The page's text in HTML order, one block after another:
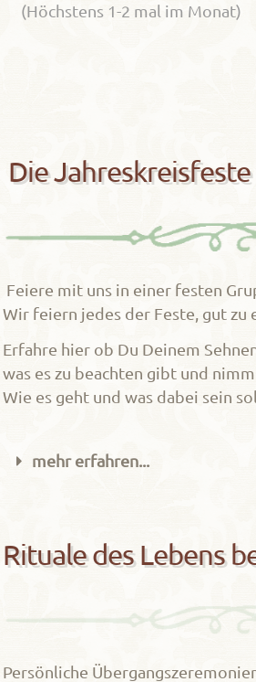
(Höchstens 1-2 mal im Monat)
Die
Feiere mit uns in einer festen
Wir feiern jedes der Feste, gut zu
Erfahre hier ob Du Deinem
was es zu beachten gibt und
Wie es geht und was dabei sein
mehr erfahren...
Rituale des Lebens
Persönliche